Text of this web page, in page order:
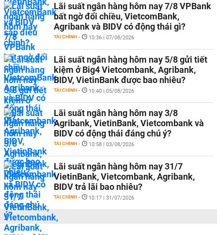
Lãi suất ngân hàng hôm nay 7/8 VPBank
bất ngờ đổi chiều, VietcomBank,
Agribank và BIDV có động thái gì?
TÀI CHÍNH - 10:36 | 07/08/2026
Lãi suất ngân hàng hôm nay 5/8 gửi tiết
kiệm ở Big4 Vietcombank, Agribank,
BIDV, VietinBank được bao nhiêu?
TÀI CHÍNH - 10:40 | 05/08/2026
Lãi suất ngân hàng hôm nay 3/8
Agribank, VietinBank, Vietcombank và
BIDV có động thái đáng chú ý?
TÀI CHÍNH - 10:58 | 03/08/2026
Lãi suất ngân hàng hôm nay 31/7
VietinBank, Vietcombank, Agribank,
BIDV trả lãi bao nhiêu?
TÀI CHÍNH - 10:17 | 31/07/2026